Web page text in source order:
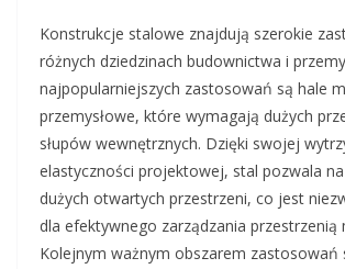
Konstrukcje stalowe znajdują szerokie
różnych dziedzinach budownictwa i
najpopularniejszych zastosowań są hale
przemysłowe, które wymagają dużych
słupów wewnętrznych. Dzięki swojej
elastyczności projektowej, stal pozwala
dużych otwartych przestrzeni, co jest
dla efektywnego zarządzania przestrzenią
Kolejnym ważnym obszarem zastosowań